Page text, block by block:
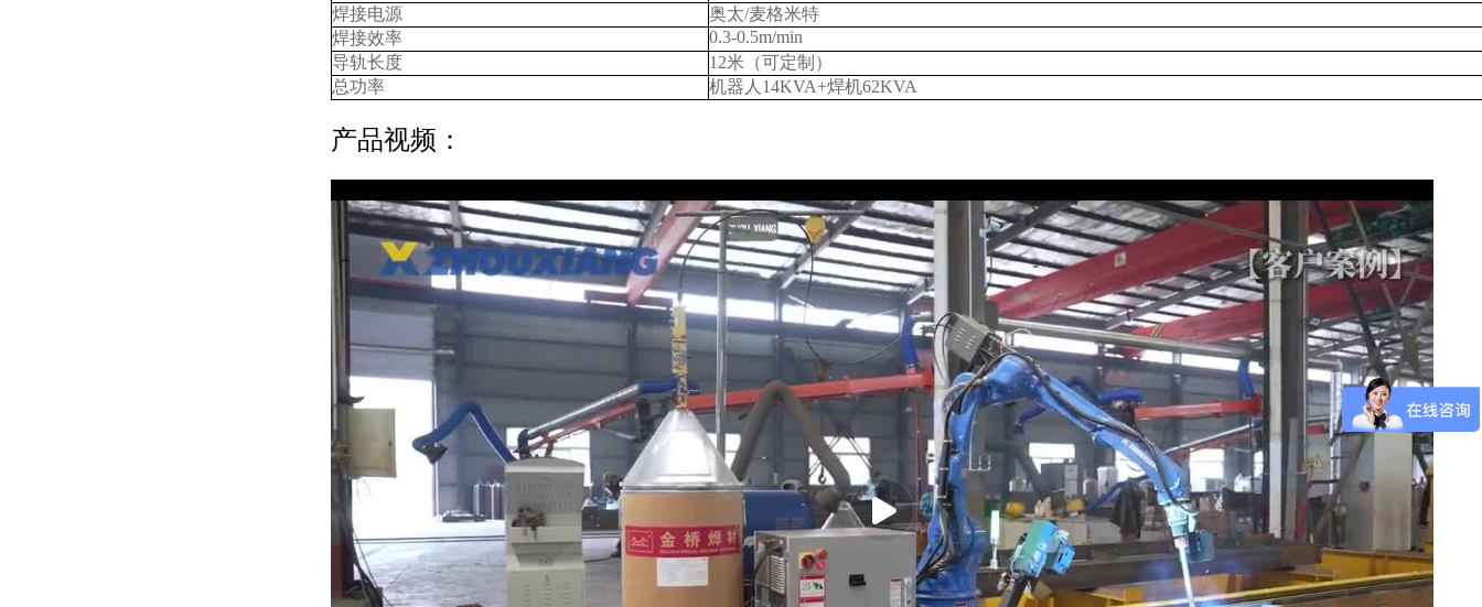
焊接电源
奥太/麦格米特
焊接效率
0.3-0.5m/min
导轨长度
12米（可定制）
总功率
机器人14KVA+焊机62KVA
产品视频：